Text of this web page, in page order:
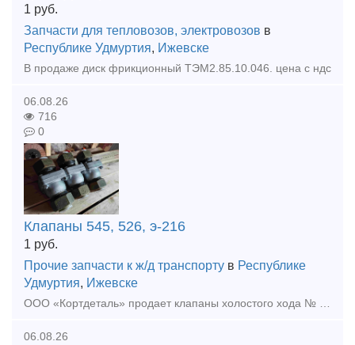
1 руб.
Запчасти для тепловозов, электровозов в
Республике Удмуртия, Ижевске
В продаже диск фрикционный ТЭМ2.85.10.046. цена с ндс
06.08.26
716
0
Клапаны 545, 526, э-216
1 руб.
Прочие запчасти к ж/д транспорту в Республике
Удмуртия, Ижевске
ООО «Кортдеталь» продает клапаны холостого хода № 545 (545.000), Клапаны предохранительные Э-216 (2-2), клапаны обратные №526. Свежий год выпуска. Цена с НДС. Организуем доставку из Ижевска.
06.08.26